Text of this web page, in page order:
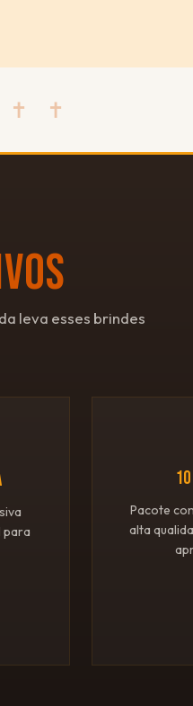
✝ ✝
leva esses brindes
para
Pacote
alta